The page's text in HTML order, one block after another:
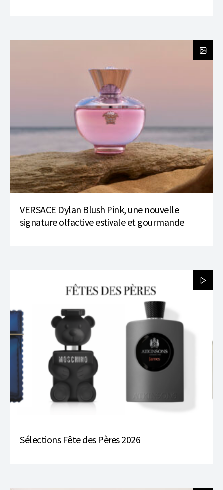
VERSACE Dylan Blush Pink, une nouvelle
signature olfactive estivale et gourmande
Sélections Fête des Pères 2026